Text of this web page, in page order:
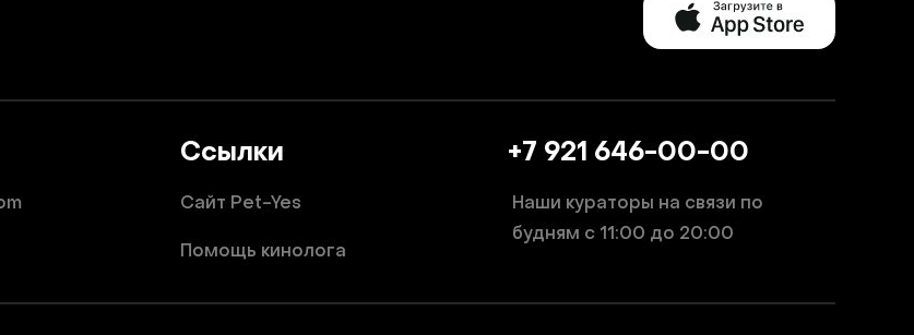
Ссылки
Сайт Pet-Yes
Помощь кинолога
+7 921 646-00-00
Наши кураторы на связи по
будням с 11:00 до 20:00